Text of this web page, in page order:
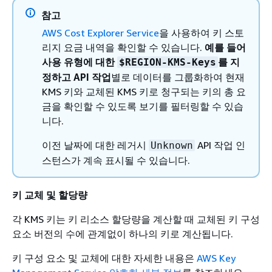
참고
AWS Cost Explorer Service을 사용하여 키 스토
리지 요금 내역을 확인할 수 있습니다. 예를 들어
사용 유형에 대한 $REGION-KMS-Keys 를 지
정하고 API 작업별로 데이터를 그룹화하여 현재
KMS 키와 교체된 KMS 키로 청구되는 키의 총 요
금을 확인할 수 있도록 보기를 필터링할 수 있습
니다.
이전 날짜에 대한 레거시 Unknown API 작업 인
스턴스가 계속 표시될 수 있습니다.
키 교체 및 할당량
각 KMS 키는 키 리소스 할당량을 계산할 때 교체된 키 구성
요소 버전의 수에 관계없이 하나의 키로 계산됩니다.
키 구성 요소 및 교체에 대한 자세한 내용은 AWS Key